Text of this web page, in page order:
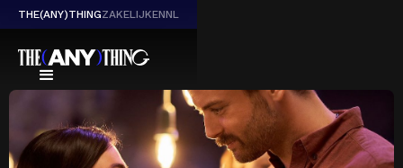
THE(ANY)THINGZAKELIJKENNL